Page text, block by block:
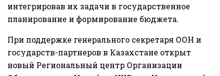
интегрировав их задачи в государственное
планирование и формирование бюджета.
При поддержке генерального секретаря ООН и
государств-партнеров в Казахстане открыт
новый Региональный центр Организации